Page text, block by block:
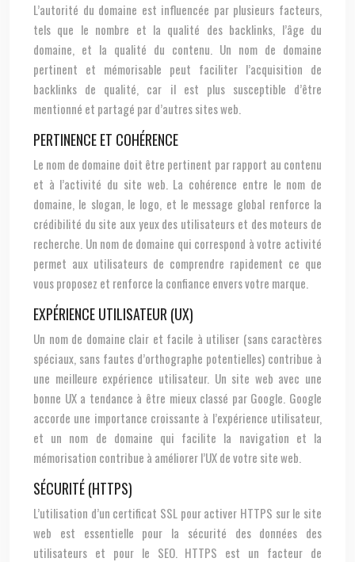
L’autorité du domaine est influencée par plusieurs facteurs,
tels que le nombre et la qualité des backlinks, l’âge du
domaine, et la qualité du contenu. Un nom de domaine
pertinent et mémorisable peut faciliter l’acquisition de
backlinks de qualité, car il est plus susceptible d’être
mentionné et partagé par d’autres sites web.
PERTINENCE ET COHÉRENCE
Le nom de domaine doit être pertinent par rapport au contenu
et à l’activité du site web. La cohérence entre le nom de
domaine, le slogan, le logo, et le message global renforce la
crédibilité du site aux yeux des utilisateurs et des moteurs de
recherche. Un nom de domaine qui correspond à votre activité
permet aux utilisateurs de comprendre rapidement ce que
vous proposez et renforce la confiance envers votre marque.
EXPÉRIENCE UTILISATEUR (UX)
Un nom de domaine clair et facile à utiliser (sans caractères
spéciaux, sans fautes d’orthographe potentielles) contribue à
une meilleure expérience utilisateur. Un site web avec une
bonne UX a tendance à être mieux classé par Google. Google
accorde une importance croissante à l’expérience utilisateur,
et un nom de domaine qui facilite la navigation et la
mémorisation contribue à améliorer l’UX de votre site web.
SÉCURITÉ (HTTPS)
L’utilisation d’un certificat SSL pour activer HTTPS sur le site
web est essentielle pour la sécurité des données des
utilisateurs et pour le SEO. HTTPS est un facteur de